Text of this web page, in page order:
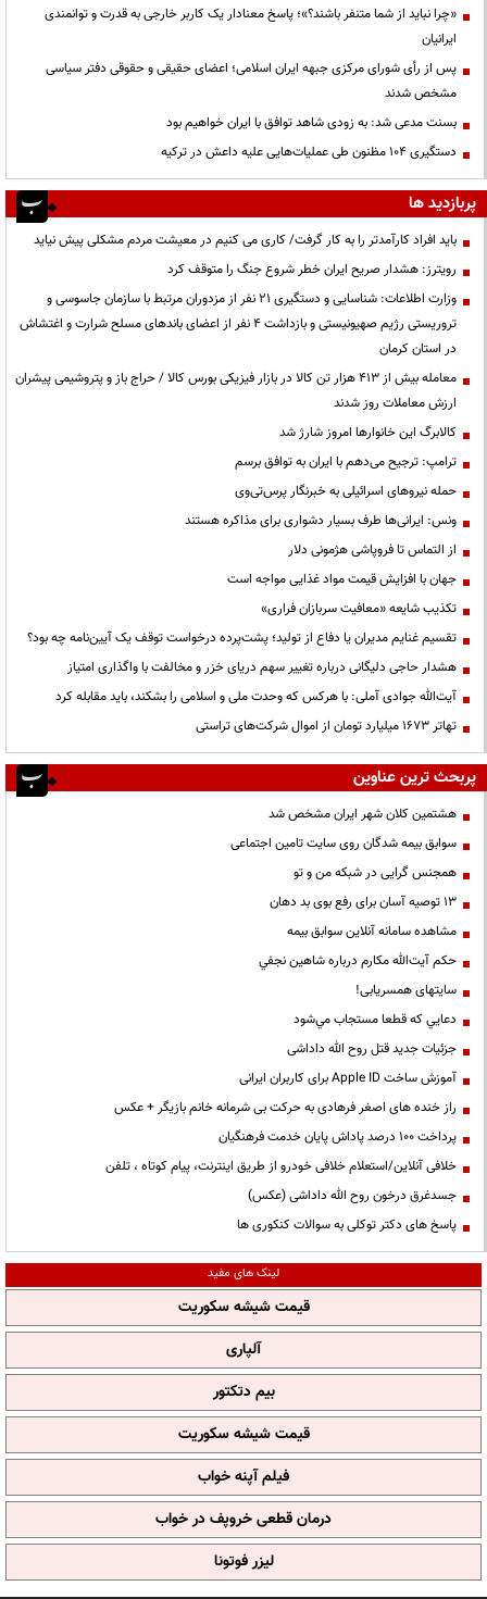
«چرا نباید از شما متنفر باشند؟»؛ پاسخ معنادار یک کاربر خارجی به قدرت و توانمندی
ایرانیان
پس از رأی شورای مرکزی جبهه ایران اسلامی؛ اعضای حقیقی و حقوقی دفتر سیاسی
مشخص شدند
بسنت مدعی شد: به زودی شاهد توافق با ایران خواهیم بود
دستگیری ۱۰۴ مظنون طی عملیات‌هایی علیه داعش در ترکیه
پربازدید ها
باید افراد کارآمدتر را به کار گرفت/ کاری می کنیم در معیشت مردم مشکلی پیش نیاید
رویترز: هشدار صریح ایران خطر شروع جنگ را متوقف کرد
وزارت اطلاعات: شناسایی و دستگیری ۲۱ نفر از مزدوران مرتبط با سازمان جاسوسی و
تروریستی رژیم صهیونیستی و بازداشت ۴ نفر از اعضای باندهای مسلح شرارت و اغتشاش
در استان کرمان
معامله بیش از ۴۱۳ هزار تن کالا در بازار فیزیکی بورس کالا / حراج باز و پتروشیمی پیشران
ارزش معاملات روز شدند
کالابرگ این خانوارها امروز شارژ شد
ترامپ: ترجیح می‌دهم با ایران به توافق برسم
حمله نیروهای اسرائیلی به خبرنگار پرس‌تی‌وی
ونس: ایرانی‌ها طرف بسیار دشواری برای مذاکره هستند
از التماس تا فروپاشی هژمونی دلار
جهان با افزایش قیمت مواد غذایی مواجه است
تکذیب شایعه «معافیت سربازان فراری»
تقسیم غنایم مدیران یا دفاع از تولید؛ پشت‌پرده درخواست توقف یک آیین‌نامه چه بود؟
هشدار حاجی دلیگانی درباره تغییر سهم دریای خزر و مخالفت با واگذاری امتیاز
آیت‌الله جوادی آملی: با هرکس که وحدت ملی و اسلامی را بشکند، باید مقابله کرد
تهاتر ۱۶۷۳ میلیارد تومان از اموال شرکت‌های تراستی
پربحث ترین عناوین
هشتمین کلان شهر ایران مشخص شد
سوابق بیمه شدگان روی سایت تامین اجتماعی
همجنس گرایی در شبکه من و تو
13 توصیه آسان برای رفع بوی بد دهان
مشاهده سامانه آنلاين سوابق بیمه
حكم آيت‌الله مكارم درباره شاهين نجفي
سایتهای همسریابی!
دعايي كه قطعا مستجاب مي‌شود
جزئیات جدید قتل روح الله داداشی
آموزش ساخت Apple ID برای کاربران ایرانی
راز خنده های اصغر فرهادی به حرکت بی شرمانه خانم بازیگر + عکس
پرداخت ۱۰۰ درصد پاداش پایان خدمت فرهنگیان
خلافی آنلاین/استعلام خلافی خودرو از طریق اینترنت، پیام کوتاه ، تلفن
جسدغرق درخون روح الله داداشی (عکس)
پاسخ های دکتر توکلی به سوالات کنکوری ها
لینک های مفید
قیمت شیشه سکوریت
آلپاری
بیم دتکتور
قیمت شیشه سکوریت
فیلم آپنه خواب
درمان قطعی خروپف در خواب
لیزر فوتونا